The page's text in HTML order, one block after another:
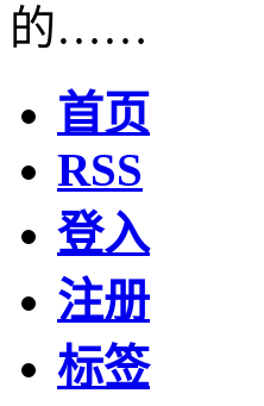
的……
首页
RSS
登入
注册
标签